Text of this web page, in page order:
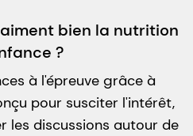
bien la nutrition
?
à l'épreuve grâce à
pour susciter l'intérêt,
les discussions autour de